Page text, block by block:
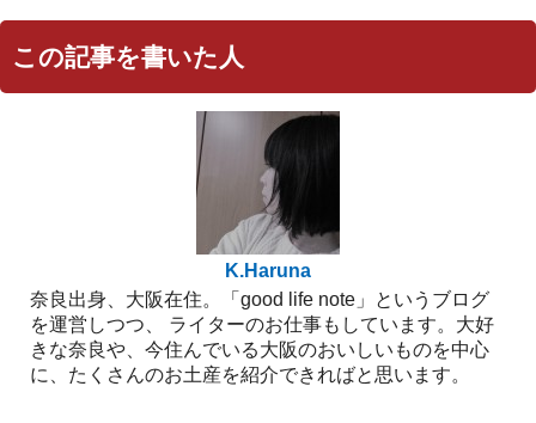
この記事を書いた人
K.Haruna
奈良出身、大阪在住。「good life note」というブログ
を運営しつつ、 ライターのお仕事もしています。大好
きな奈良や、今住んでいる大阪のおいしいものを中心
に、たくさんのお土産を紹介できればと思います。